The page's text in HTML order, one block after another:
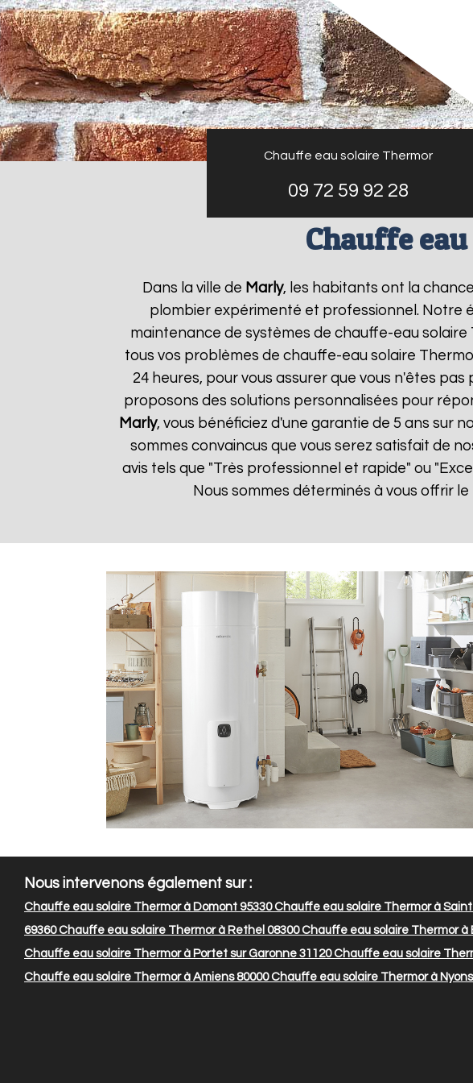
Chauffe eau solaire Thermor
09 72 59 92 28
Chauffe
Dans la ville de Marly, les habitants ont la
plombier expérimenté et professionnel. Notre
maintenance de systèmes de chauffe-eau
tous vos problèmes de chauffe-eau solaire
24 heures, pour vous assurer que vous n'êtes
proposons des solutions personnalisées pour
Marly, vous bénéficiez d'une garantie de 5 ans sur
sommes convaincus que vous serez satisfait de
avis tels que "Très professionnel et rapide" ou
Nous sommes déterminés à vous offrir
Nous intervenons également sur :
Chauffe eau solaire Thermor à Domont 95330Chauffe eau solaire Thermor à
69360Chauffe eau solaire Thermor à Rethel 08300Chauffe eau solaire Thermor à
Chauffe eau solaire Thermor à Portet sur Garonne 31120Chauffe eau solaire
Chauffe eau solaire Thermor à Amiens 80000Chauffe eau solaire Thermor à